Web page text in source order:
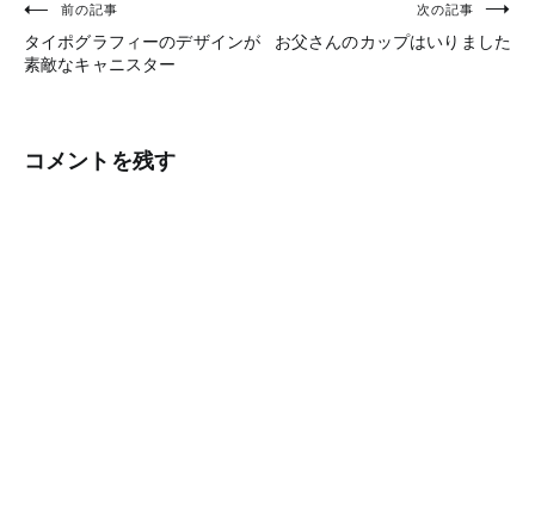
投
稿
ゲ
前の記事
タイポグラフィーのデザインが
素敵なキャニスター
次の記事
お父さんのカップはいりました
コメントを残す